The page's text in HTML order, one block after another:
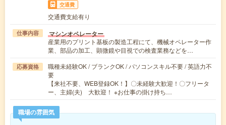
交通費
交通費支給有り
仕事内容 マシンオペレーター
産業用のプリント基板の製造工程にて、機械オペレーター作
業、部品の加工、顕微鏡や目視での検査業務などを…
応募資格
職種未経験OK / ブランクOK / パソコンスキル不要 / 英語力不
要
【来社不要、WEB登録OK！】〇未経験大歓迎！〇フリータ
ー、主婦(夫) 大歓迎！ ※お仕事の掛け持ち…
職場の雰囲気